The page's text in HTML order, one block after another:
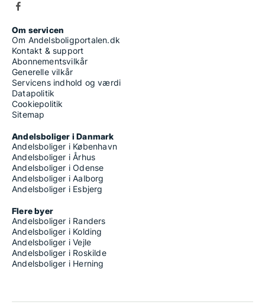
Om servicen
Om Andelsboligportalen.dk
Kontakt & support
Abonnementsvilkår
Generelle vilkår
Servicens indhold og værdi
Datapolitik
Cookiepolitik
Sitemap
Andelsboliger i Danmark
Andelsboliger i København
Andelsboliger i Århus
Andelsboliger i Odense
Andelsboliger i Aalborg
Andelsboliger i Esbjerg
Flere byer
Andelsboliger i Randers
Andelsboliger i Kolding
Andelsboliger i Vejle
Andelsboliger i Roskilde
Andelsboliger i Herning